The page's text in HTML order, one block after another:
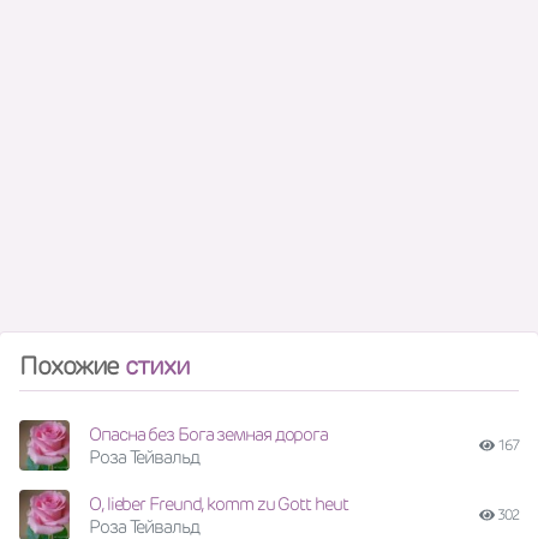
Похожие стихи
Опасна без Бога земная дорога
Роза Тейвальд
167
O, lieber Freund, komm zu Gott heut
Роза Тейвальд
302